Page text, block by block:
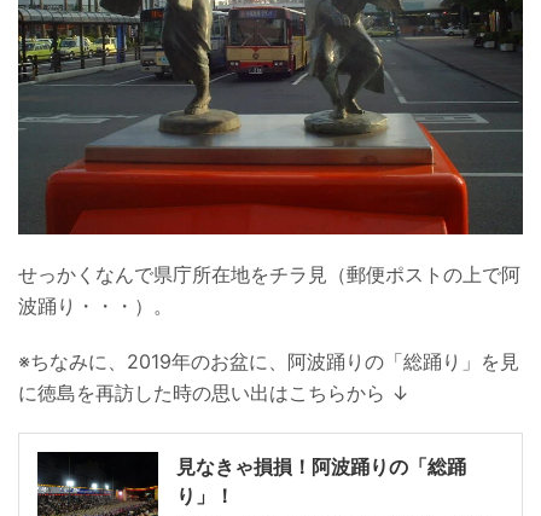
せっかくなんで県庁所在地をチラ見（郵便ポストの上で阿
波踊り・・・）。
※ちなみに、2019年のお盆に、阿波踊りの「総踊り」を見
に徳島を再訪した時の思い出はこちらから ↓
見なきゃ損損！阿波踊りの「総踊
り」！